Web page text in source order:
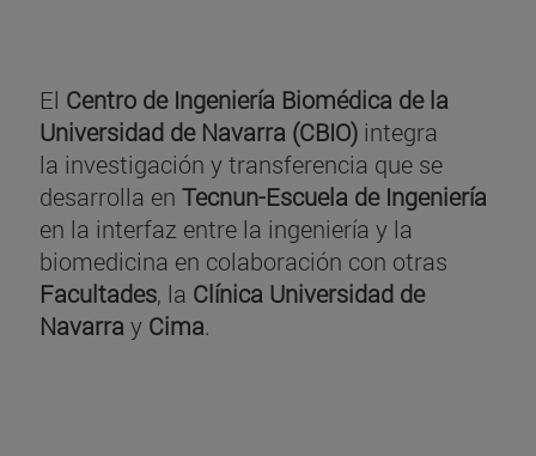
El Centro de Ingeniería Biomédica de la
Universidad de Navarra (CBIO) integra
la investigación y transferencia que se
desarrolla en Tecnun-Escuela de Ingeniería
en la interfaz entre la ingeniería y la
biomedicina en colaboración con otras
Facultades, la Clínica Universidad de
Navarra y Cima.